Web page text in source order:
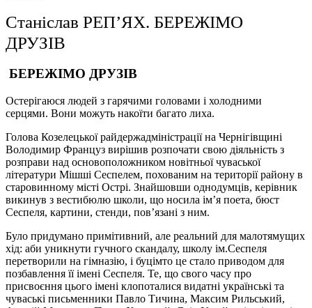
Станіслав РЕП’ЯХ. БЕРЕЖІМО
ДРУЗІВ
БЕРЕЖІМО ДРУЗІВ
Остерігаюся людей з гарячими головами і холодними
серцями. Вони можуть накоїти багато лиха.
Голова Козелецької райдержадміністрації на Чернігівщині
Володимир Француз вирішив розпочати свою діяльність з
розправи над основоположником новітньої чуваської
літератури Мішші Сеспелем, похованим на території району в
старовинному місті Острі. Знайшовши однодумців, керівник
викинув з вестибюлю школи, що носила ім’я поета, бюст
Сеспеля, картини, стенди, пов’язані з ним.
Було придумано примітивний, але реальний для малотямущих
хід: аби уникнути гучного скандалу, школу ім.Сеспеля
перетворили на гімназію, і буцімто це стало приводом для
позбавлення її імені Сеспеля. Те, що свого часу про
присвоєння цього імені клопоталися видатні українські та
чуваські письменники Павло Тичина, Максим Рильський,